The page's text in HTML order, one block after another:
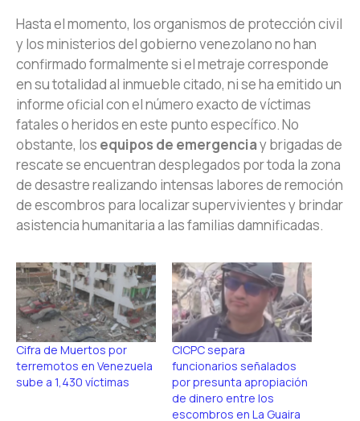
Hasta el momento, los organismos de protección civil
y los ministerios del gobierno venezolano no han
confirmado formalmente si el metraje corresponde
en su totalidad al inmueble citado, ni se ha emitido un
informe oficial con el número exacto de víctimas
fatales o heridos en este punto específico. No
obstante, los equipos de emergenciay brigadas de
rescate se encuentran desplegados por toda la zona
de desastre realizando intensas labores de remoción
de escombros para localizar supervivientes y brindar
asistencia humanitaria a las familias damnificadas.
Cifra de Muertos por
terremotos en Venezuela
sube a 1,430 víctimas
CICPC separa
funcionarios señalados
por presunta apropiación
de dinero entre los
escombros en La Guaira